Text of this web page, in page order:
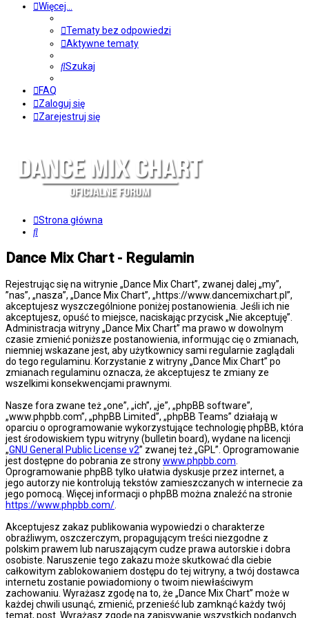
Więcej…
Tematy bez odpowiedzi
Aktywne tematy
Szukaj
FAQ
Zaloguj się
Zarejestruj się
Strona główna
Szukaj
Dance Mix Chart - Regulamin
Rejestrując się na witrynie „Dance Mix Chart”, zwanej dalej „my”,
”nas”, „nasza”, „Dance Mix Chart”, „https://www.dancemixchart.pl”,
akceptujesz wyszczególnione poniżej postanowienia. Jeśli ich nie
akceptujesz, opuść to miejsce, naciskając przycisk „Nie akceptuję”.
Administracja witryny „Dance Mix Chart” ma prawo w dowolnym
czasie zmienić poniższe postanowienia, informując cię o zmianach,
niemniej wskazane jest, aby użytkownicy sami regularnie zaglądali
do tego regulaminu. Korzystanie z witryny „Dance Mix Chart” po
zmianach regulaminu oznacza, że akceptujesz te zmiany ze
wszelkimi konsekwencjami prawnymi.
Nasze fora zwane też „one”, „ich”, „je”, „phpBB software”,
„www.phpbb.com”, „phpBB Limited”, „phpBB Teams” działają w
oparciu o oprogramowanie wykorzystujące technologię phpBB, która
jest środowiskiem typu witryny (bulletin board), wydane na licencji
„GNU General Public License v2” zwanej też „GPL”. Oprogramowanie
jest dostępne do pobrania ze stronywww.phpbb.com
Oprogramowanie phpBB tylko ułatwia dyskusje przez internet, a
jego autorzy nie kontrolują tekstów zamieszczanych w internecie za
jego pomocą. Więcej informacji o phpBB można znaleźć na stronie
https://www.phpbb.com/
Akceptujesz zakaz publikowania wypowiedzi o charakterze
obraźliwym, oszczerczym, propagującym treści niezgodne z
polskim prawem lub naruszającym cudze prawa autorskie i dobra
osobiste. Naruszenie tego zakazu może skutkować dla ciebie
całkowitym zablokowaniem dostępu do tej witryny, a twój dostawca
internetu zostanie powiadomiony o twoim niewłaściwym
zachowaniu. Wyrażasz zgodę na to, że „Dance Mix Chart” może w
każdej chwili usunąć, zmienić, przenieść lub zamknąć każdy twój
temat, post. Wyrażasz zgodę na zapisywanie wszystkich podanych